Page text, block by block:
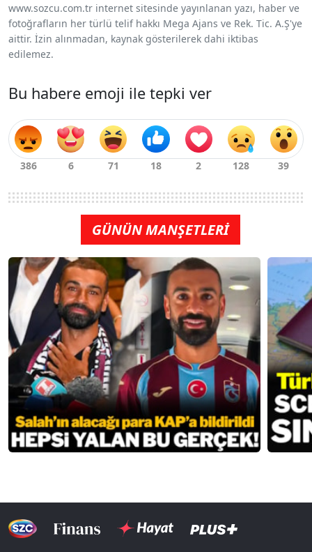
www.sozcu.com.tr internet sitesinde yayınlanan yazı, haber ve
fotoğrafların her türlü telif hakkı Mega Ajans ve Rek. Tic. A.Ş'ye
aittir. İzin alınmadan, kaynak gösterilerek dahi iktibas
edilemez.
Bu habere emoji ile tepki ver
GÜNÜN MANŞETLERİ